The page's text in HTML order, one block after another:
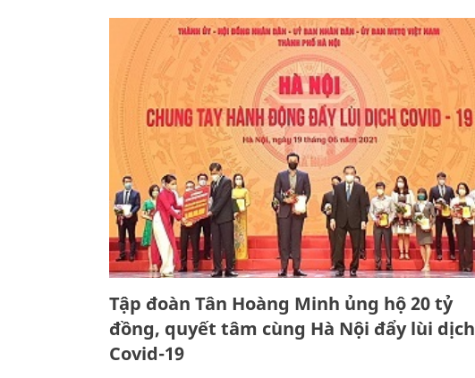
Tập đoàn Tân Hoàng Minh ủng hộ 20 tỷ
đồng, quyết tâm cùng Hà Nội đẩy lùi dịch
Covid-19